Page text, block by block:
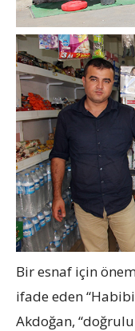
Bir esnaf için
ifade eden
Akdoğan,